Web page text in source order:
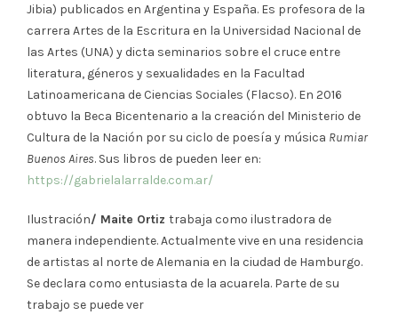
Jibia) publicados en Argentina y España. Es profesora de la
carrera Artes de la Escritura en la Universidad Nacional de
las Artes (UNA) y dicta seminarios sobre el cruce entre
literatura, géneros y sexualidades en la Facultad
Latinoamericana de Ciencias Sociales (Flacso). En 2016
obtuvo la Beca Bicentenario a la creación del Ministerio de
Cultura de la Nación por su ciclo de poesía y música Rumiar
Buenos Aires. Sus libros de pueden leer en:
https://gabrielalarralde.com.ar/
Ilustración/ Maite Ortiz trabaja como ilustradora de
manera independiente. Actualmente vive en una residencia
de artistas al norte de Alemania en la ciudad de Hamburgo.
Se declara como entusiasta de la acuarela. Parte de su
trabajo se puede ver